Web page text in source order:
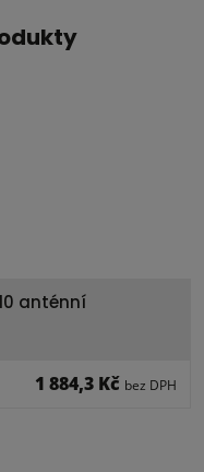
anténní
1 884,3 Kč bez DPH